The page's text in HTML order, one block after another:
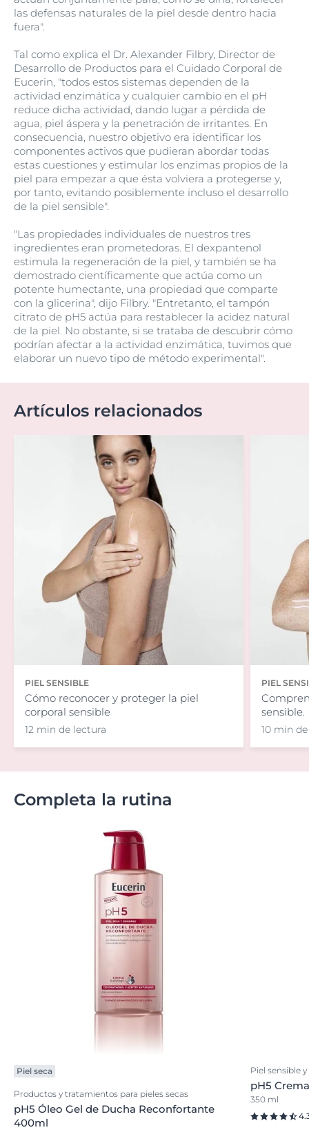
las defensas naturales de la piel desde dentro hacia
fuera".
Tal como explica el Dr. Alexander Filbry, Director de
Desarrollo de Productos para el Cuidado Corporal de
Eucerin, "todos estos sistemas dependen de la
actividad enzimática y cualquier cambio en el pH
reduce dicha actividad, dando lugar a pérdida de
agua, piel áspera y la penetración de irritantes. En
consecuencia, nuestro objetivo era identificar los
componentes activos que pudieran abordar todas
estas cuestiones y estimular los enzimas propios de la
piel para empezar a que ésta volviera a protegerse y,
por tanto, evitando posiblemente incluso el desarrollo
de la piel sensible".
"Las propiedades individuales de nuestros tres
ingredientes eran prometedoras. El dexpantenol
estimula la regeneración de la piel, y también se ha
demostrado científicamente que actúa como un
potente humectante, una propiedad que comparte
con la glicerina", dijo Filbry. "Entretanto, el tampón
citrato de pH5 actúa para restablecer la acidez natural
de la piel. No obstante, si se trataba de descubrir cómo
podrían afectar a la actividad enzimática, tuvimos que
elaborar un nuevo tipo de método experimental".
Artículos relacionados
PIEL SENSIBLE
Cómo reconocer y proteger la piel
corporal sensible
12 min de lectura
PIEL
sensible.
10 min
Completa la rutina
Piel seca
Productos y tratamientos para pieles secas
pH5 Óleo Gel de Ducha Reconfortante
400ml
Piel sensible y
pH5
350 ml